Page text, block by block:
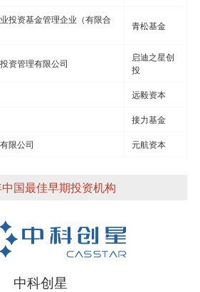
投资基金管理企业（有限合
青松基金
资管理有限公司
启迪之星创
投
远毅资本
接力基金
限公司 元航资本
国最佳早期投资机构
中科创星